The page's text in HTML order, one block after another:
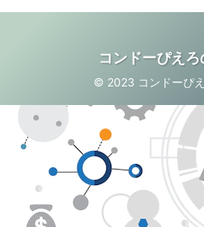
コンドーぴえ
© 2023 コンドーぴ